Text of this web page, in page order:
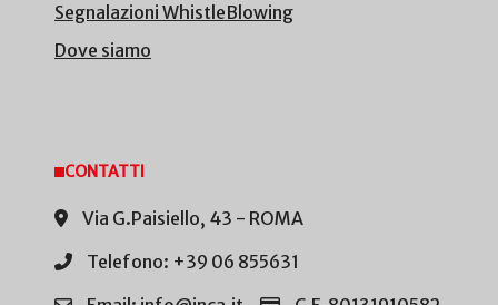
Segnalazioni WhistleBlowing
Dove siamo
CONTATTI
Via G.Paisiello, 43 - ROMA
Telefono: +39 06 855631